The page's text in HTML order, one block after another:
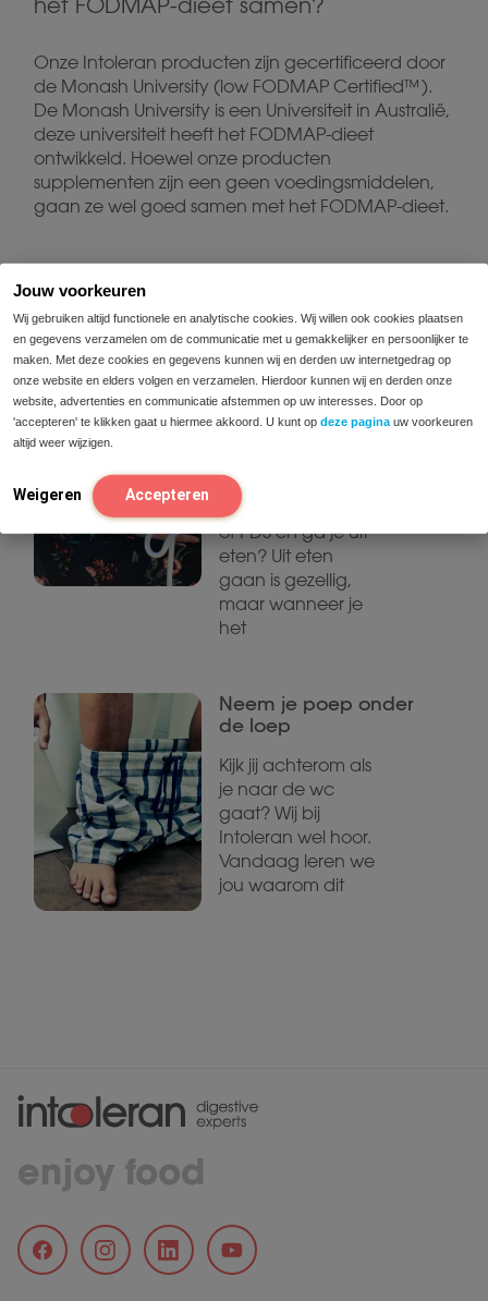
Jouw voorkeuren
Wij gebruiken altijd functionele en analytische cookies. Wij willen ook cookies plaatsen
en gegevens verzamelen om de communicatie met u gemakkelijker en persoonlijker te
maken. Met deze cookies en gegevens kunnen wij en derden uw internetgedrag op
onze website en elders volgen en verzamelen. Hierdoor kunnen wij en derden onze
website, advertenties en communicatie afstemmen op uw interesses. Door op
'accepteren' te klikken gaat u hiermee akkoord. U kunt op deze pagina uw voorkeuren
altijd weer wijzigen.
Weigeren Accepteren
Onze Intoleran producten zijn gecertificeerd door
de Monash University (low FODMAP Certified™).
De Monash University is een Universiteit in Australië,
deze universiteit heeft het FODMAP-dieet
ontwikkeld. Hoewel onze producten
supplementen zijn een geen voedingsmiddelen,
gaan ze wel goed samen met het FODMAP-dieet.
Gerelateerde berichten
Hoe kan ik optimaal
genieten van etentjes
met een
Heb je een
voedselintolerantie
of PDS en ga je uit
eten? Uit eten
gaan is gezellig,
maar wanneer je
het
Neem je poep onder
de loep
Kijk jij achterom als
je naar de wc
gaat? Wij bij
Intoleran wel hoor.
Vandaag leren we
jou waarom dit
enjoy food